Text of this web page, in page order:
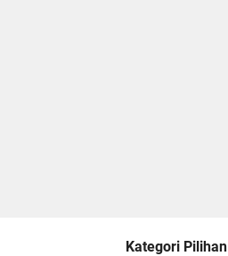
Kategori Pilihan